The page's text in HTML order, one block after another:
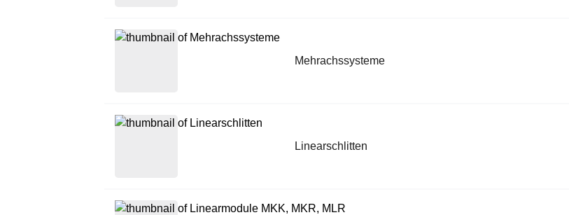
Mehrachssysteme
Linearschlitten